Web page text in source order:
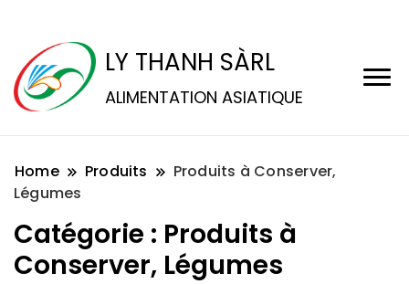
LY THANH SÀRL
ALIMENTATION ASIATIQUE
Home Produits
Produits à Conserver,
Légumes
Catégorie : Produits à
Conserver, Légumes